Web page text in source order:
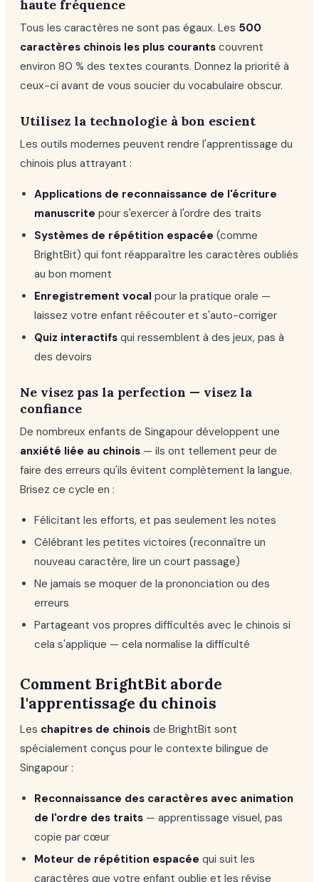
haute fréquence
Tous les caractères ne sont pas égaux. Les 500
caractères chinois les plus courants couvrent
environ 80 % des textes courants. Donnez la priorité à
ceux-ci avant de vous soucier du vocabulaire obscur.
Utilisez la technologie à bon escient
Les outils modernes peuvent rendre l'apprentissage du
chinois plus attrayant :
Applications de reconnaissance de l'écriture
manuscrite pour s'exercer à l'ordre des traits
Systèmes de répétition espacée (comme
BrightBit) qui font réapparaître les caractères oubliés
au bon moment
Enregistrement vocal pour la pratique orale —
laissez votre enfant réécouter et s'auto-corriger
Quiz interactifs qui ressemblent à des jeux, pas à
des devoirs
Ne visez pas la perfection — visez la
confiance
De nombreux enfants de Singapour développent une
anxiété liée au chinois — ils ont tellement peur de
faire des erreurs qu'ils évitent complètement la langue.
Brisez ce cycle en :
Félicitant les efforts, et pas seulement les notes
Célébrant les petites victoires (reconnaître un
nouveau caractère, lire un court passage)
Ne jamais se moquer de la prononciation ou des
erreurs
Partageant vos propres difficultés avec le chinois si
cela s'applique — cela normalise la difficulté
Comment BrightBit aborde
l'apprentissage du chinois
Les chapitres de chinois de BrightBit sont
spécialement conçus pour le contexte bilingue de
Singapour :
Reconnaissance des caractères avec animation
de l'ordre des traits — apprentissage visuel, pas
copie par cœur
Moteur de répétition espacée qui suit les
caractères que votre enfant oublie et les révise